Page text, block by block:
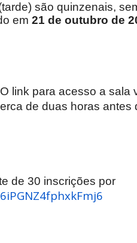
são quinzenais,
em 21 de outubro de
link para acesso a sala
de duas horas antes
de 30 inscrições por